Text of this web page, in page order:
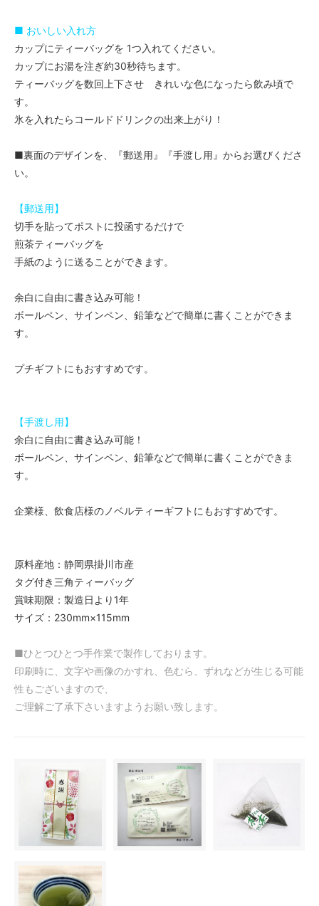
■ おいしい入れ方
カップにティーバッグを 1つ入れてください。
カップにお湯を注ぎ約30秒待ちます。
ティーバッグを数回上下させ きれいな色になったら飲み頃で
す。
氷を入れたらコールドドリンクの出来上がり！
■裏面のデザインを、『郵送用』『手渡し用』からお選びくださ
い。
【郵送用】
切手を貼ってポストに投函するだけで
煎茶ティーバッグを
手紙のように送ることができます。
余白に自由に書き込み可能！
ボールペン、サインペン、鉛筆などで簡単に書くことができま
す。
プチギフトにもおすすめです。
【手渡し用】
余白に自由に書き込み可能！
ボールペン、サインペン、鉛筆などで簡単に書くことができま
す。
企業様、飲食店様のノベルティーギフトにもおすすめです。
原料産地：静岡県掛川市産
タグ付き三角ティーバッグ
賞味期限：製造日より1年
サイズ：230mm×115mm
■ひとつひとつ手作業で製作しております。
印刷時に、文字や画像のかすれ、色むら、ずれなどが生じる可能
性もございますので、
ご理解ご了承下さいますようお願い致します。